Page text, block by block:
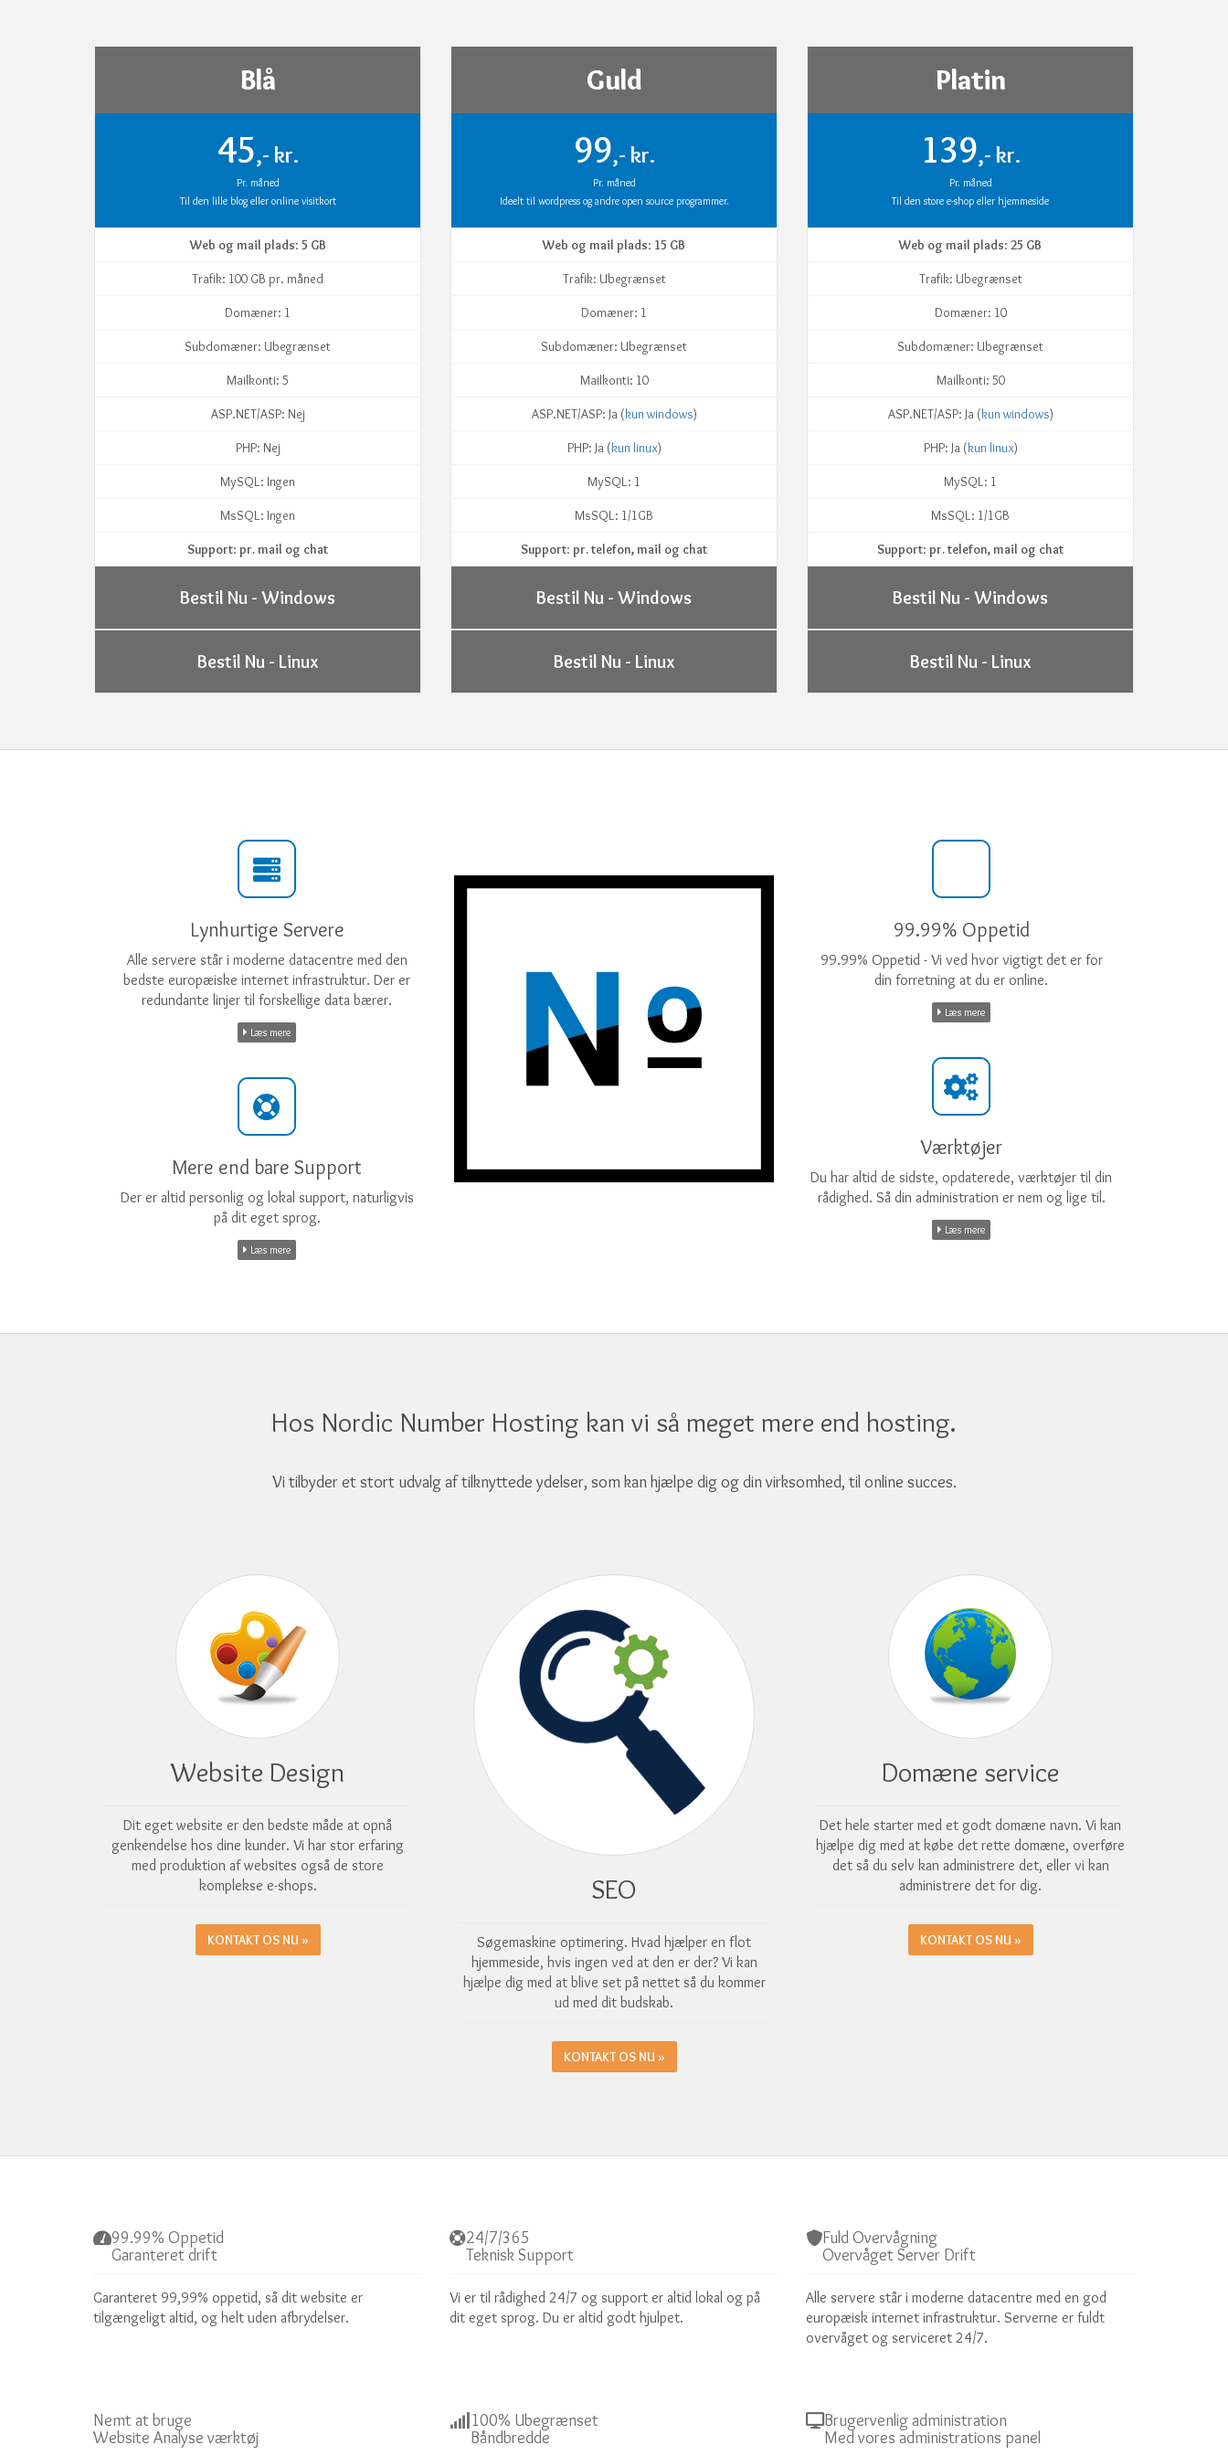
Blå
45,- kr.
Pr. måned
Til den lille blog eller online visitkort
Web og mail plads: 5 GB
Trafik: 100 GB pr. måned
Domæner: 1
Subdomæner: Ubegrænset
Mailkonti: 5
ASP.NET/ASP: Nej
PHP: Nej
MySQL: Ingen
MsSQL: Ingen
Support: pr. mail og chat
Bestil Nu - Windows
Bestil Nu - Linux
Guld
99,- kr.
Pr. måned
Ideelt til wordpress og andre open source programmer.
Web og mail plads: 15 GB
Trafik: Ubegrænset
Domæner: 1
Subdomæner: Ubegrænset
Mailkonti: 10
ASP.NET/ASP: Ja (kun windows)
PHP: Ja (kun linux)
MySQL: 1
MsSQL: 1/1GB
Support: pr. telefon, mail og chat
Bestil Nu - Windows
Bestil Nu - Linux
Platin
139,- kr.
Pr. måned
Til den store e-shop eller hjemmeside
Web og mail plads: 25 GB
Trafik: Ubegrænset
Domæner: 10
Subdomæner: Ubegrænset
Mailkonti: 50
ASP.NET/ASP: Ja (kun windows)
PHP: Ja (kun linux)
MySQL: 1
MsSQL: 1/1GB
Support: pr. telefon, mail og chat
Bestil Nu - Windows
Bestil Nu - Linux
Lynhurtige Servere
Alle servere står i moderne datacentre med den
bedste europæiske internet infrastruktur. Der er
redundante linjer til forskellige data bærer.
Læs mere
Mere end bare Support
Der er altid personlig og lokal support, naturligvis
på dit eget sprog.
Læs mere
99.99% Oppetid
99.99% Oppetid - Vi ved hvor vigtigt det er for
din forretning at du er online.
Læs mere
Værktøjer
Du har altid de sidste, opdaterede, værktøjer til din
rådighed. Så din administration er nem og lige til.
Læs mere
Hos Nordic Number Hosting kan vi så meget mere end hosting.
Vi tilbyder et stort udvalg af tilknyttede ydelser, som kan hjælpe dig og din virksomhed, til online succes.
Website Design
Dit eget website er den bedste måde at opnå
genkendelse hos dine kunder. Vi har stor erfaring
med produktion af websites også de store
komplekse e-shops.
KONTAKT OS NU »
SEO
Søgemaskine optimering. Hvad hjælper en flot
hjemmeside, hvis ingen ved at den er der? Vi kan
hjælpe dig med at blive set på nettet så du kommer
ud med dit budskab.
KONTAKT OS NU »
Domæne service
Det hele starter med et godt domæne navn. Vi kan
hjælpe dig med at købe det rette domæne, overføre
det så du selv kan administrere det, eller vi kan
administrere det for dig.
KONTAKT OS NU »
99.99% Oppetid
Garanteret drift
Garanteret 99,99% oppetid, så dit website er
tilgængeligt altid, og helt uden afbrydelser.
24/7/365
Teknisk Support
Vi er til rådighed 24/7 og support er altid lokal og på
dit eget sprog. Du er altid godt hjulpet.
Fuld Overvågning
Overvåget Server Drift
Alle servere står i moderne datacentre med en god
europæisk internet infrastruktur. Serverne er fuldt
overvåget og serviceret 24/7.
Nemt at bruge
Website Analyse værktøj
100% Ubegrænset
Båndbredde
Brugervenlig administration
Med vores administrations panel